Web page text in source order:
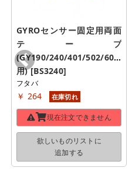
GYROセンサー固定用両面
テープ
(GY190/240/401/502/601/611
用) [BS3240]
フタバ
￥ 264 在庫切れ
現在注文できません
欲しいものリストに
追加する